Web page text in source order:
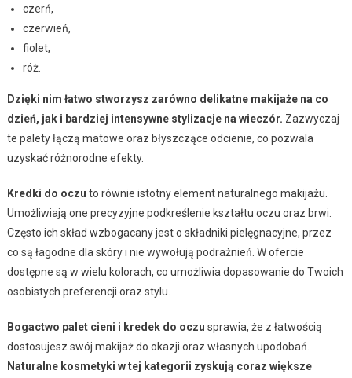
czerń,
czerwień,
fiolet,
róż.
Dzięki nim łatwo stworzysz zarówno delikatne makijaże na co
dzień, jak i bardziej intensywne stylizacje na wieczór. Zazwyczaj
te palety łączą matowe oraz błyszczące odcienie, co pozwala
uzyskać różnorodne efekty.
Kredki do oczu to równie istotny element naturalnego makijażu.
Umożliwiają one precyzyjne podkreślenie kształtu oczu oraz brwi.
Często ich skład wzbogacany jest o składniki pielęgnacyjne, przez
co są łagodne dla skóry i nie wywołują podrażnień. W ofercie
dostępne są w wielu kolorach, co umożliwia dopasowanie do Twoich
osobistych preferencji oraz stylu.
Bogactwo palet cieni i kredek do oczu sprawia, że z łatwością
dostosujesz swój makijaż do okazji oraz własnych upodobań.
Naturalne kosmetyki w tej kategorii zyskują coraz większe